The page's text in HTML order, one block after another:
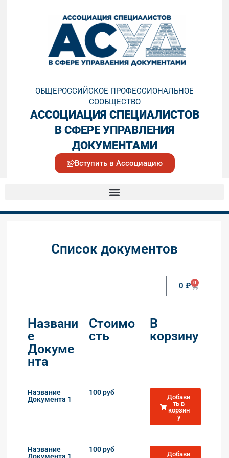
ОБЩЕРОССИЙСКОЕ ПРОФЕССИОНАЛЬНОЕ
СООБЩЕСТВО
АССОЦИАЦИЯ СПЕЦИАЛИСТОВ
В СФЕРЕ УПРАВЛЕНИЯ
ДОКУМЕНТАМИ
Вступить в Ассоциацию
Список документов
0 ₽ 0
Названи
е
Докуме
нта
Стоимо
сть
В
корзину
Название
Документа 1
100 руб
Добави
ть в
корзин
у
Название
100 руб
Добави